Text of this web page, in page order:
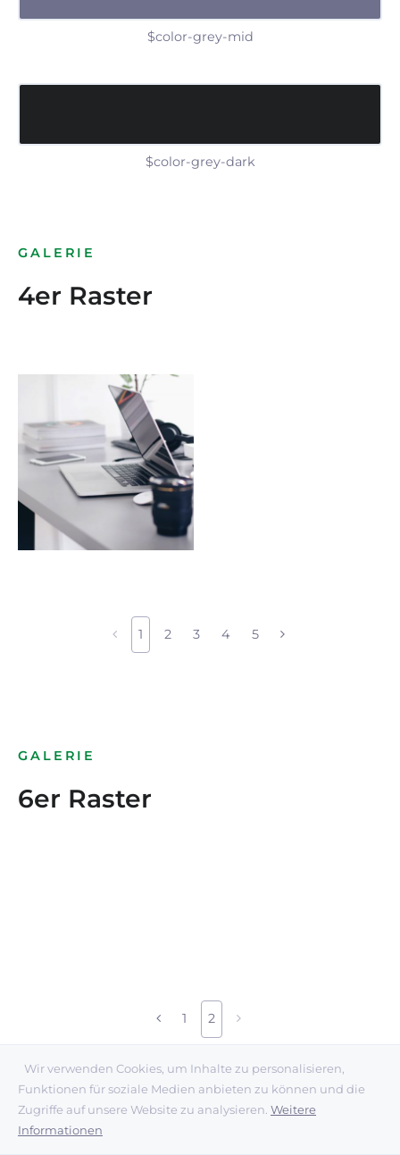
Wir verwenden Cookies, um Inhalte zu personalisieren,
Funktionen für soziale Medien anbieten zu können und die
Zugriffe auf unsere Website zu analysieren. Weitere
Informationen
$color-grey-mid
$color-grey-dark
GALERIE
4er Raster
1 2 3 4 5
GALERIE
6er Raster
1 2